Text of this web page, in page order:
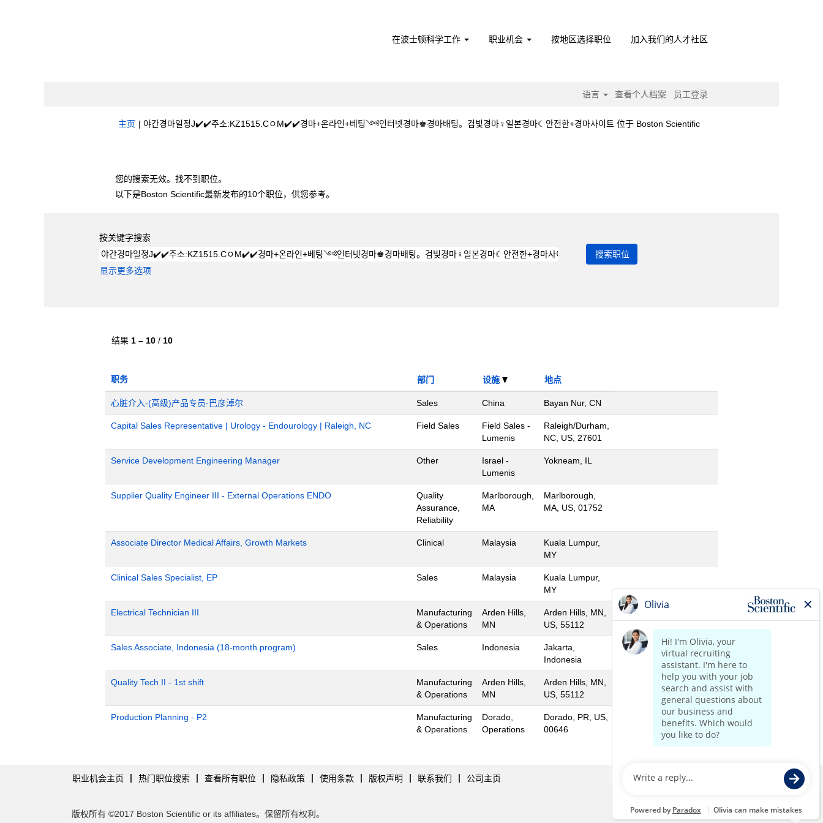
在波士顿科学工作 职业机会 按地区选择职位 加入我们的人才社区
语言 查看个人档案 员工登录
主页 | 야간경마일정J✔️✔️주소:KZ1515.CㅇM✔️✔️경마+온라인+베팅༺인터넷경마♚경마배팅。검빛경마♀일본경마☾안전한+경마사이트 位于 Boston Scientific（当
您的搜索无效。找不到职位。
以下是Boston Scientific最新发布的10个职位，供您参考。
按关键字搜索
显示更多选项
结果 1 – 10 / 10
职务 部门 设施 地点
心脏介入-(高级)产品专员-巴彦淖尔 Sales China Bayan Nur, CN
Capital Sales Representative | Urology - Endourology | Raleigh, NC Field Sales
Field Sales -
Lumenis
Raleigh/Durham,
NC, US, 27601
Service Development Engineering Manager Other
Israel -
Lumenis
Yokneam, IL
Supplier Quality Engineer III - External Operations ENDO
Quality
Assurance,
Reliability
Marlborough,
MA
Marlborough,
MA, US, 01752
Associate Director Medical Affairs, Growth Markets Clinical Malaysia
Kuala Lumpur,
MY
Clinical Sales Specialist, EP Sales Malaysia
Kuala Lumpur,
MY
Electrical Technician III
Manufacturing
& Operations
Arden Hills,
MN
Arden Hills, MN,
US, 55112
Sales Associate, Indonesia (18-month program) Sales Indonesia
Jakarta,
Indonesia
Quality Tech II - 1st shift
Manufacturing
& Operations
Arden Hills,
MN
Arden Hills, MN,
US, 55112
Production Planning - P2
Manufacturing
& Operations
Dorado,
Operations
Dorado, PR, US,
00646
职业机会主页 热门职位搜索 查看所有职位 隐私政策 使用条款 版权声明 联系我们 公司主页
版权所有 ©2017 Boston Scientific or its affiliates。保留所有权利。